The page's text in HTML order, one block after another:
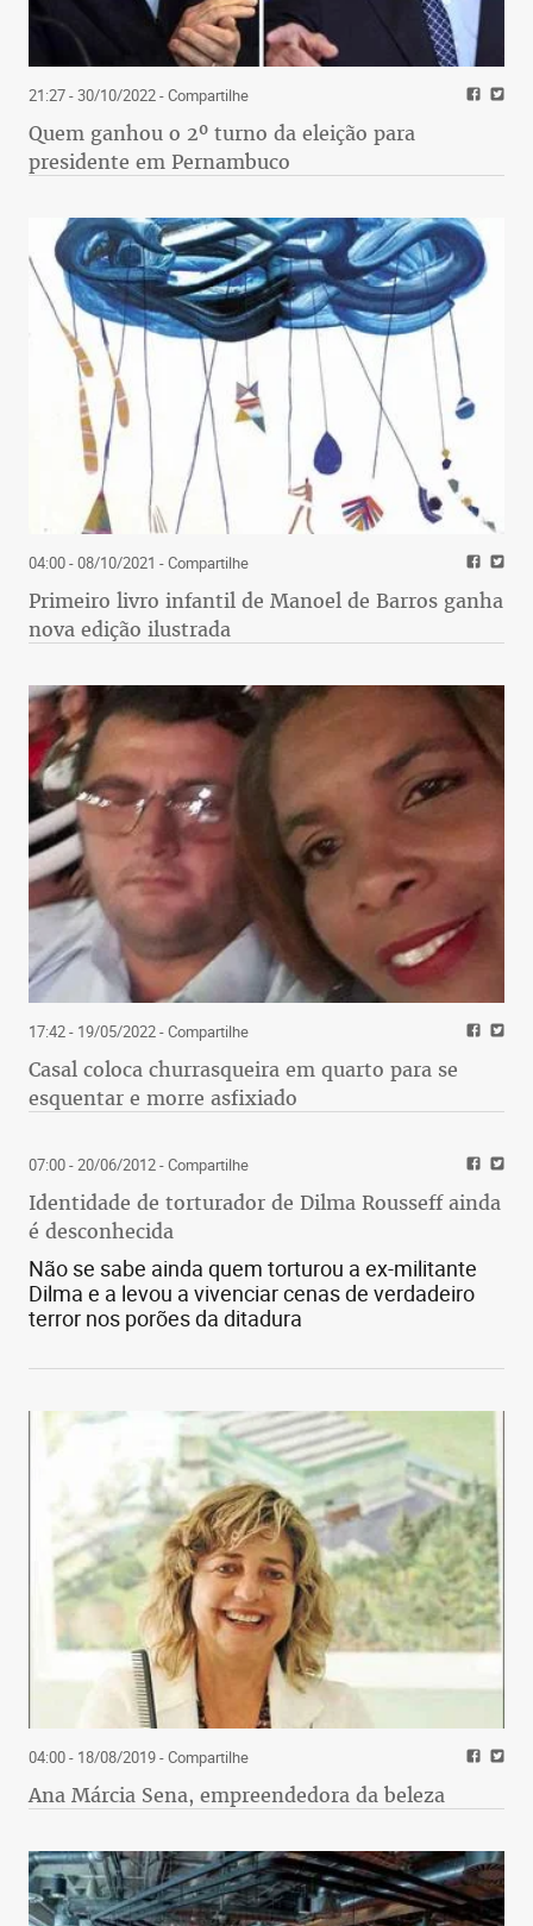
21:27 - 30/10/2022- Compartilhe
Quem ganhou o 2º turno da eleição para
presidente em Pernambuco
04:00 - 08/10/2021 - Compartilhe
Primeiro livro infantil de Manoel de Barros ganha
nova edição ilustrada
17:42 - 19/05/2022- Compartilhe
Casal coloca churrasqueira em quarto para se
esquentar e morre asfixiado
07:00 - 20/06/2012- Compartilhe
Identidade de torturador de Dilma Rousseff ainda
é desconhecida
Não se sabe ainda quem torturou a ex-militante
Dilma e a levou a vivenciar cenas de verdadeiro
terror nos porões da ditadura
04:00 - 18/08/2019- Compartilhe
Ana Márcia Sena, empreendedora da beleza